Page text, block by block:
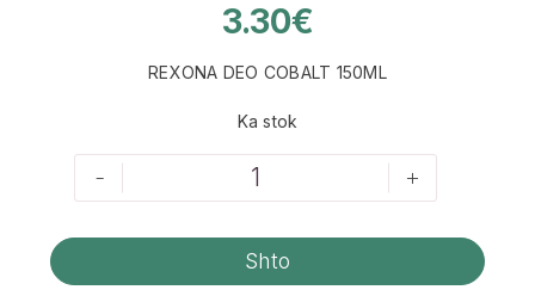
3.30€
REXONA DEO COBALT 150ML
Ka stok
- +
Shto